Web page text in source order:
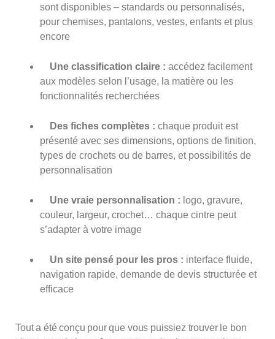
sont disponibles – standards ou personnalisés,
pour chemises, pantalons, vestes, enfants et plus
encore
Une classification claire : accédez facilement
aux modèles selon l’usage, la matière ou les
fonctionnalités recherchées
Des fiches complètes : chaque produit est
présenté avec ses dimensions, options de finition,
types de crochets ou de barres, et possibilités de
personnalisation
Une vraie personnalisation : logo, gravure,
couleur, largeur, crochet… chaque cintre peut
s’adapter à votre image
Un site pensé pour les pros : interface fluide,
navigation rapide, demande de devis structurée et
efficace
Tout a été conçu pour que vous puissiez trouver le bon